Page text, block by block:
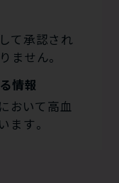
て承認され
ません。
情報
おいて高血
ます。